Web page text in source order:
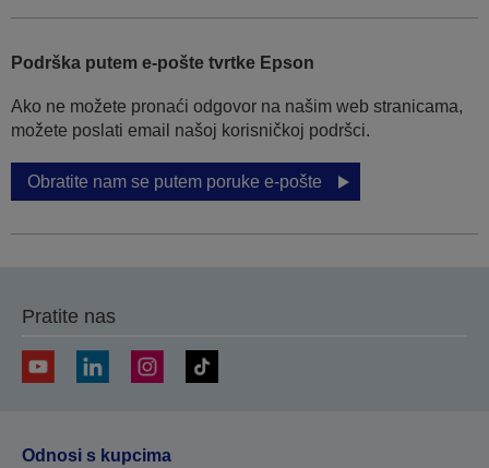
Podrška putem e-pošte tvrtke Epson
Ako ne možete pronaći odgovor na našim web stranicama,
možete poslati email našoj korisničkoj podršci.
Obratite nam se putem poruke e-pošte
Pratite nas
Odnosi s kupcima